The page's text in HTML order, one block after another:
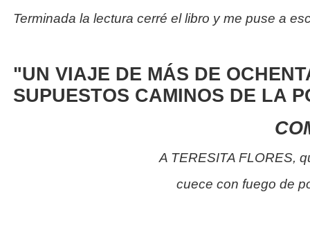
Terminada la lectura cerré el libro y me puse a
"UN VIAJE DE MÁS DE
SUPUESTOS CAMINOS DE LA
A TERESITA FLORES,
cuece con fuego de